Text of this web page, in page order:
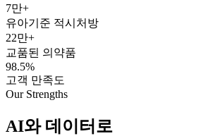
7만+
유아기준 적시처방
22만+
교품된 의약품
98.5%
고객 만족도
Our Strengths
AI와 데이터로